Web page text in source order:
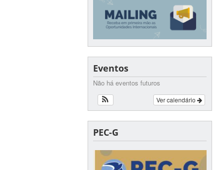
Eventos
Não há eventos futuros
Ver calendário
PEC-G